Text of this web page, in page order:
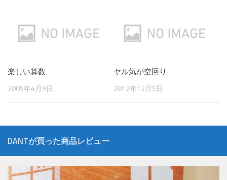
楽しい算数
2009年4月9日
ヤル気が空回り
2012年12月5日
DANTが買った商品レビュー